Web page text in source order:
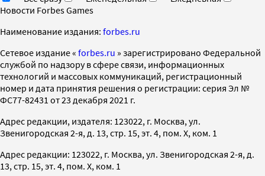
Новости Forbes Games
Наименование издания: forbes.ru
Cетевое издание « forbes.ru » зарегистрировано Федеральной
службой по надзору в сфере связи, информационных
технологий и массовых коммуникаций, регистрационный
номер и дата принятия решения о регистрации: серия Эл №
ФС77-82431 от 23 декабря 2021 г.
Адрес редакции, издателя: 123022, г. Москва, ул.
Звенигородская 2-я, д. 13, стр. 15, эт. 4, пом. X, ком. 1
Адрес редакции: 123022, г. Москва, ул. Звенигородская 2-я, д.
13, стр. 15, эт. 4, пом. X, ком. 1